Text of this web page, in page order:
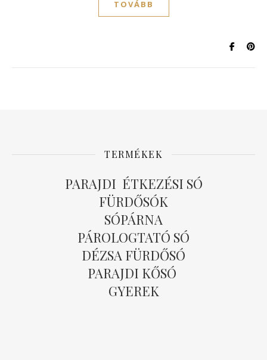
TOVÁBB
TERMÉKEK
PARAJDI ÉTKEZÉSI SÓ
FÜRDŐSÓK
SÓPÁRNA
PÁROLOGTATÓ SÓ
DÉZSA FÜRDŐSÓ
PARAJDI KŐSÓ
GYEREK